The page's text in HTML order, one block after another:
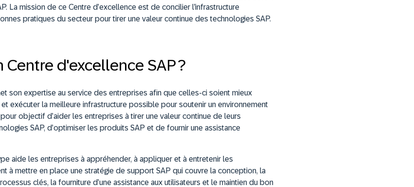
La mission de ce Centre d’excellence est de concilier l’infrastructure
pratiques du secteur pour tirer une valeur continue des technologies SAP.
Centre d'excellence SAP ?
son expertise au service des entreprises afin que celles-ci soient mieux
exécuter la meilleure infrastructure possible pour soutenir un environnement
objectif d’aider les entreprises à tirer une valeur continue de leurs
SAP, d’optimiser les produits SAP et de fournir une assistance
aide les entreprises à appréhender, à appliquer et à entretenir les
à mettre en place une stratégie de support SAP qui couvre la conception, la
clés, la fourniture d’une assistance aux utilisateurs et le maintien du bon